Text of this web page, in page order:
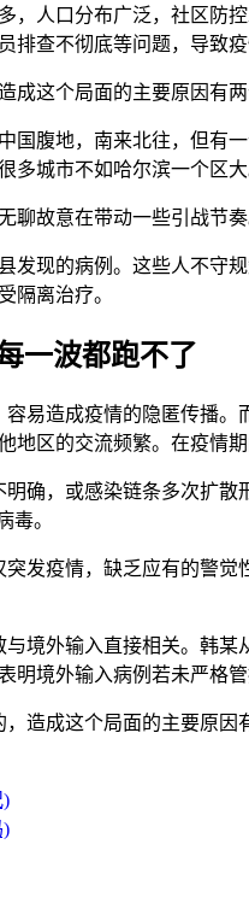
，人口分布广泛，社区
查不彻底等问题，导致疫
这个局面的主要原因有
国腹地，南来北往，但有
多城市不如哈尔滨一个区大
聊故意在带动一些引战节奏
发现的病例。这些人不守
隔离治疗。
一波都跑不了
易造成疫情的隐匿传播
区的交流频繁。在疫情
确，或感染链条多次扩
毒。
发疫情，缺乏应有的警
境外输入直接相关。韩
明境外输入病例若未严格
造成这个局面的主要原
)
)